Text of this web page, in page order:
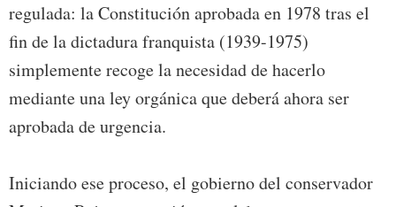
regulada: la Constitución aprobada en 1978 tras el
fin de la dictadura franquista (1939-1975)
simplemente recoge la necesidad de hacerlo
mediante una ley orgánica que deberá ahora ser
aprobada de urgencia.
Iniciando ese proceso, el gobierno del conservador